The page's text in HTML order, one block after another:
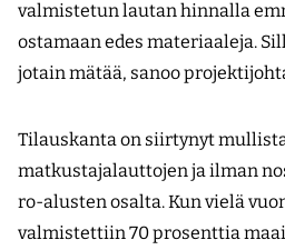
valmistetun lautan hinnalla
ostamaan edes materiaaleja.
jotain mätää, sanoo
Tilauskanta on siirtynyt
matkustajalauttojen ja ilman
ro-alusten osalta. Kun vielä
valmistettiin 70 prosenttia